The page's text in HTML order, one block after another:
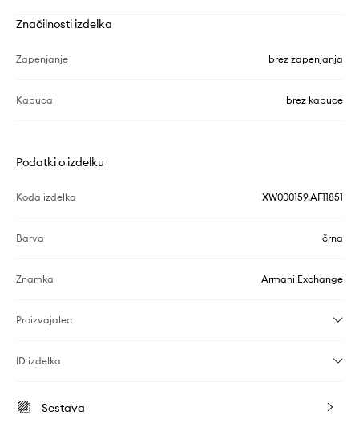
Značilnosti izdelka
Zapenjanje brez zapenjanja
Kapuca brez kapuce
Podatki o izdelku
Koda izdelka XW000159.AF11851
Barva črna
Znamka Armani Exchange
Proizvajalec
ID izdelka
Sestava